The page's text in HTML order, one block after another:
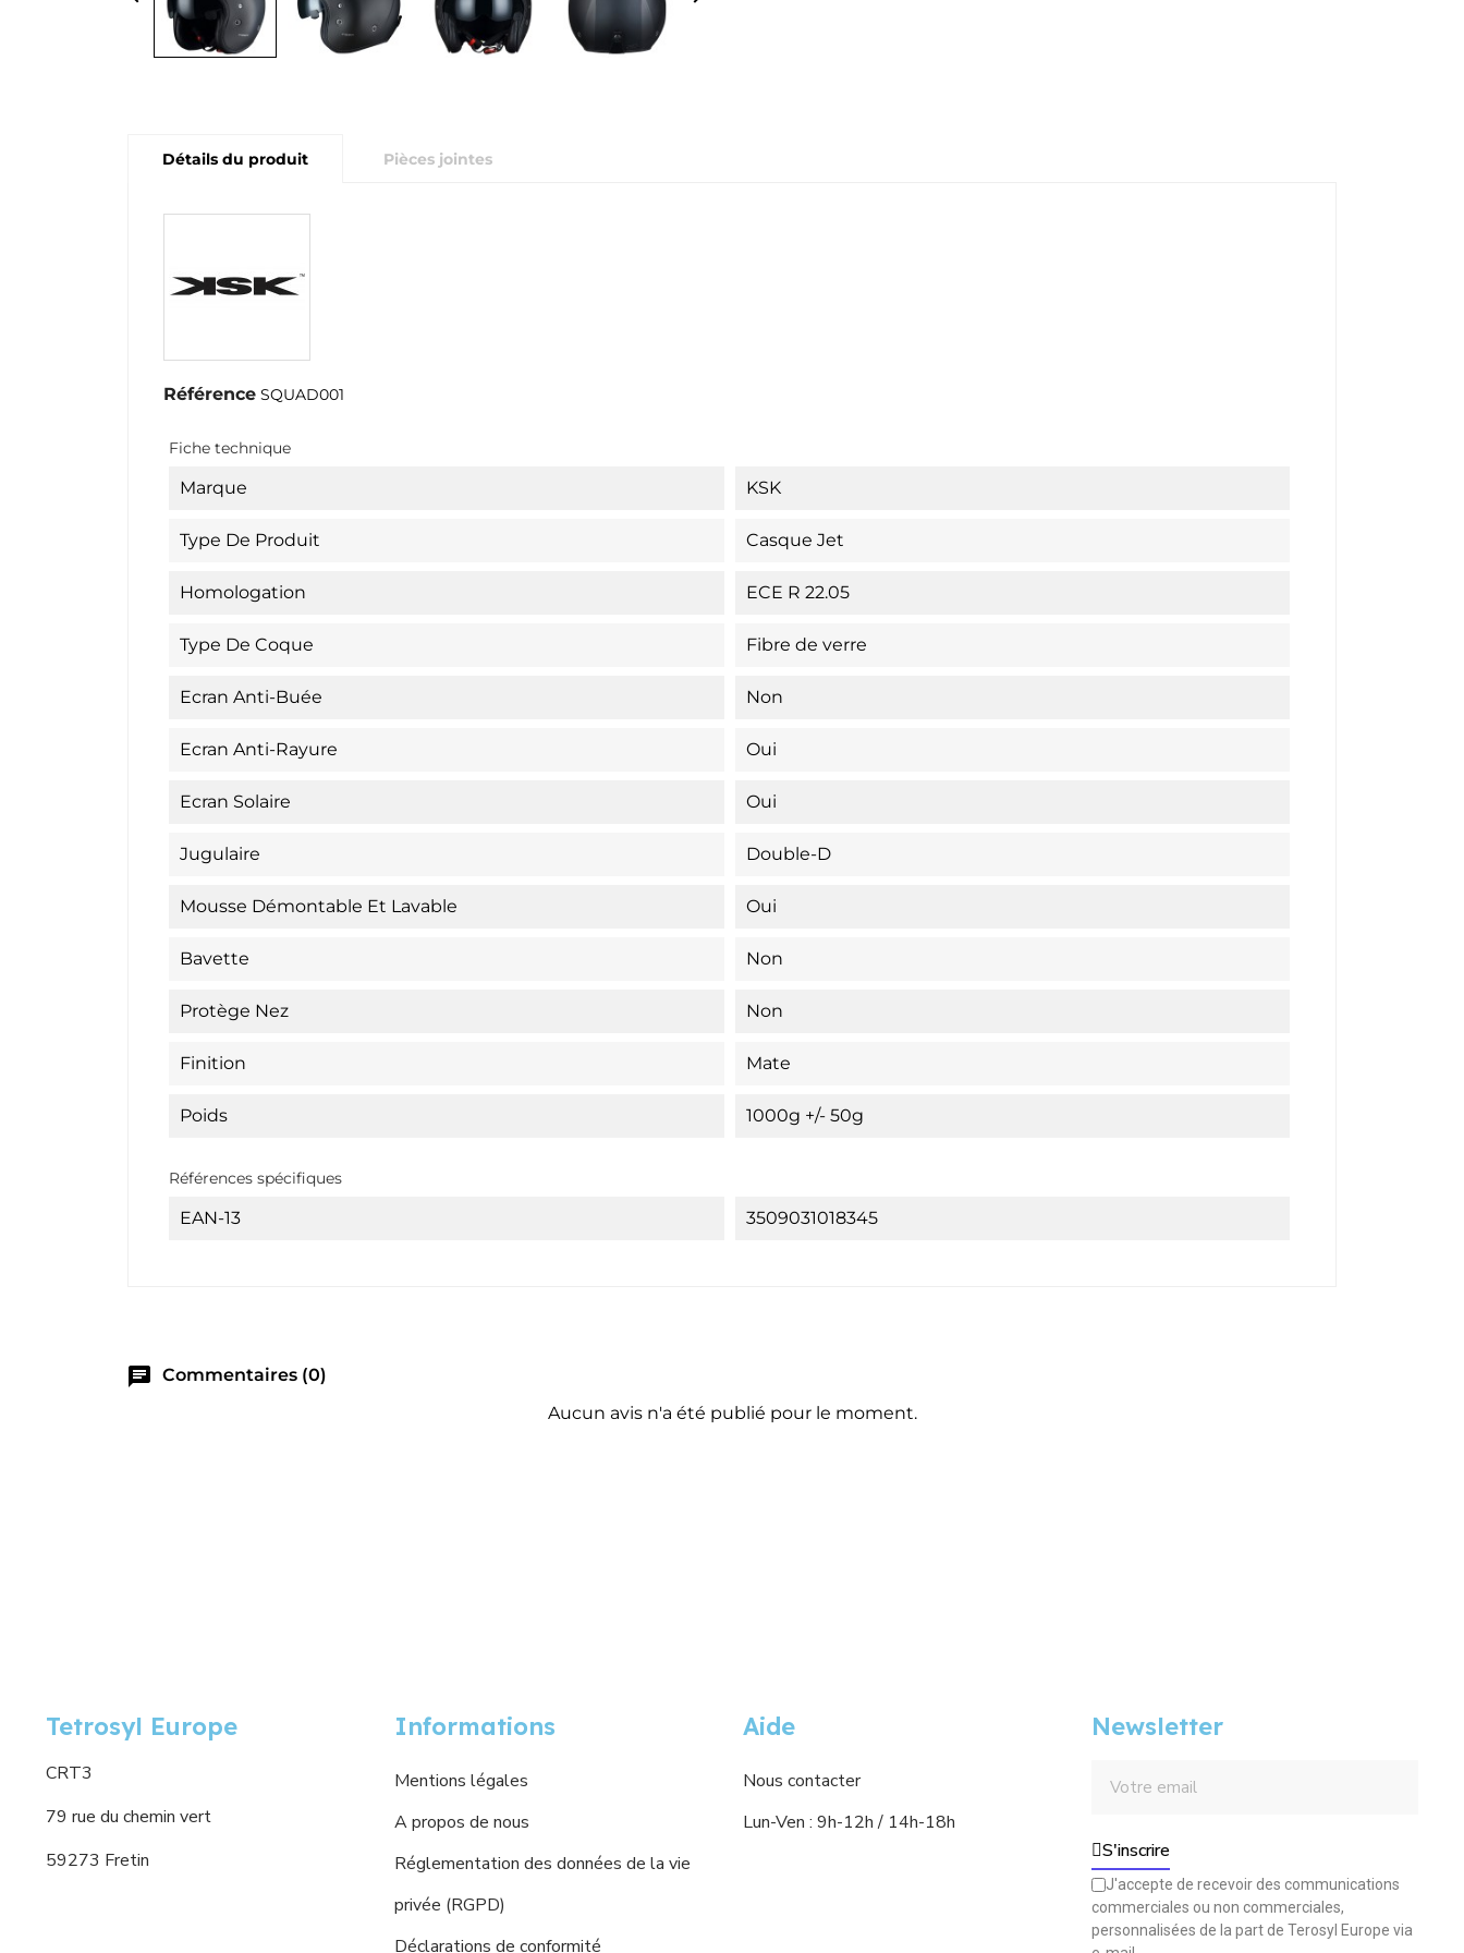
Détails du produit Pièces jointes
Référence SQUAD001
Fiche technique
Marque KSK
Type De Produit Casque Jet
Homologation ECE R 22.05
Type De Coque Fibre de verre
Ecran Anti-Buée Non
Ecran Anti-Rayure Oui
Ecran Solaire Oui
Jugulaire Double-D
Mousse Démontable Et Lavable Oui
Bavette Non
Protège Nez Non
Finition Mate
Poids 1000g +/- 50g
Références spécifiques
EAN-13 3509031018345
chat Commentaires (0)
Aucun avis n'a été publié pour le moment.
Tetrosyl Europe
CRT3
79 rue du chemin vert
59273 Fretin
Informations
Mentions légales
A propos de nous
Réglementation des données de la vie
privée (RGPD)
Déclarations de conformité
Aide
Nous contacter
Lun-Ven : 9h-12h / 14h-18h
Newsletter
S'inscrire
J'accepte de recevoir des communications
commerciales ou non commerciales,
personnalisées de la part de Terosyl Europe via